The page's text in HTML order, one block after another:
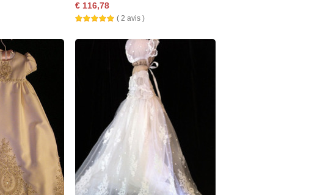
€ 116,78
( 2 avis )